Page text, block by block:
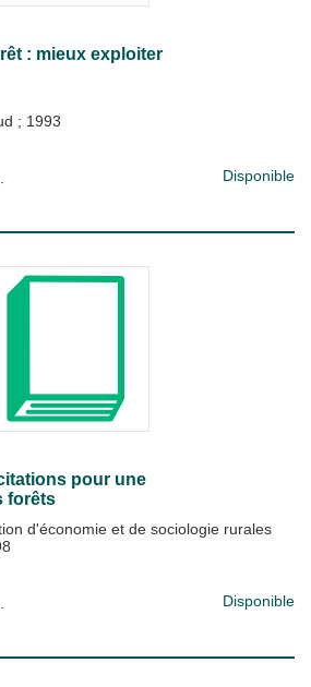
: mieux exploiter
; 1993
Disponible
pour une
forêts
d'économie et de sociologie rurales
Disponible